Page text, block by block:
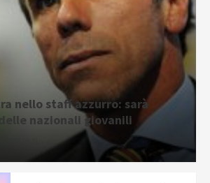
nello staff azzurro: sarà
nazionali giovanili